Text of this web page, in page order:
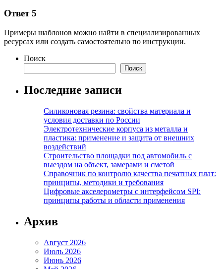
Ответ 5
Примеры шаблонов можно найти в специализированных
ресурсах или создать самостоятельно по инструкции.
Поиск
Поиск
Последние записи
Силиконовая резина: свойства материала и
условия доставки по России
Электротехнические корпуса из металла и
пластика: применение и защита от внешних
воздействий
Строительство площадки под автомобиль с
выездом на объект, замерами и сметой
Справочник по контролю качества печатных плат:
принципы, методики и требования
Цифровые акселерометры с интерфейсом SPI:
принципы работы и области применения
Архив
Август 2026
Июль 2026
Июнь 2026